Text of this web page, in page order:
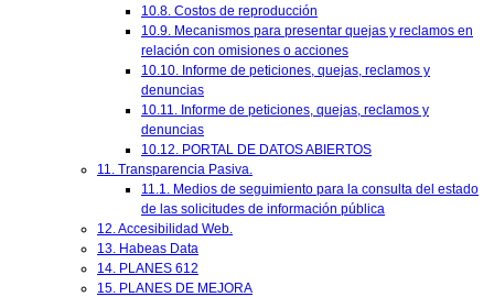
10.8. Costos de reproducción
10.9. Mecanismos para presentar quejas y reclamos en
relación con omisiones o acciones
10.10. Informe de peticiones, quejas, reclamos y
denuncias
10.11. Informe de peticiones, quejas, reclamos y
denuncias
10.12. PORTAL DE DATOS ABIERTOS
11. Transparencia Pasiva.
11.1. Medios de seguimiento para la consulta del estado
de las solicitudes de información pública
12. Accesibilidad Web.
13. Habeas Data
14. PLANES 612
15. PLANES DE MEJORA